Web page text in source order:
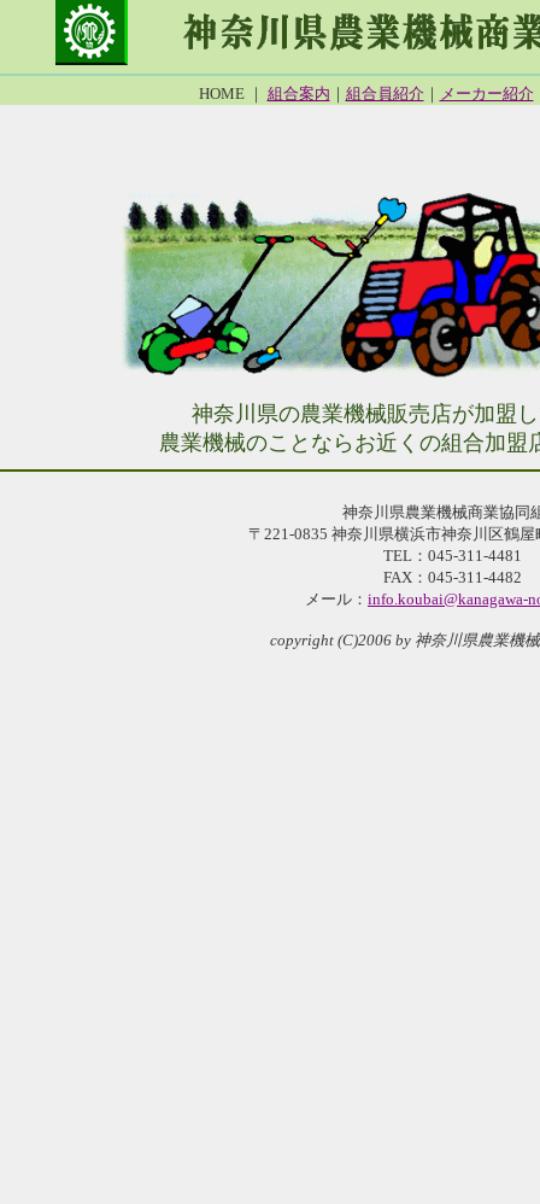
HOME ｜ 組合案内 ｜ 組合員紹介｜ メーカー紹介
神奈川県の農業機械販売店が加盟
農業機械のことならお近くの組合加盟
神奈川県農業機械商業協同
〒221-0835 神奈川県横浜市神奈川区鶴
TEL：045-311-4481
FAX：045-311-4482
メール： info.koubai@kanagawa-
copyright (C)2006 by 神奈川県農業機